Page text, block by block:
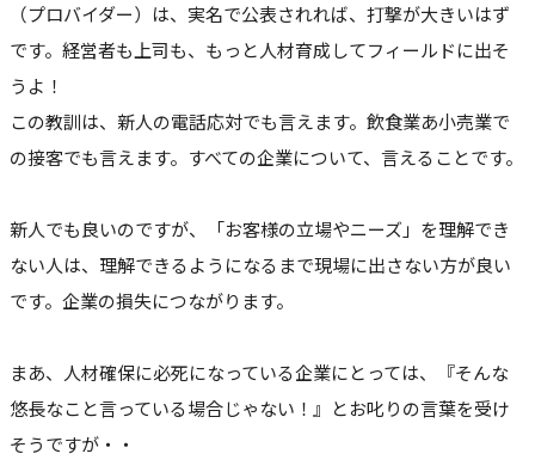
（プロバイダー）は、実名で公表されれば、打撃が大きいはず
です。経営者も上司も、もっと人材育成してフィールドに出そ
うよ！
この教訓は、新人の電話応対でも言えます。飲食業あ小売業で
の接客でも言えます。すべての企業について、言えることです。
新人でも良いのですが、「お客様の立場やニーズ」を理解でき
ない人は、理解できるようになるまで現場に出さない方が良い
です。企業の損失につながります。
まあ、人材確保に必死になっている企業にとっては、『そんな
悠長なこと言っている場合じゃない！』とお叱りの言葉を受け
そうですが・・